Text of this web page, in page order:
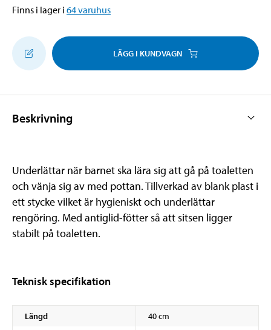
Finns i lager i 64varuhus
LÄGG I KUNDVAGN
Beskrivning
Underlättar när barnet ska lära sig att gå på toaletten
och vänja sig av med pottan. Tillverkad av blank plast i
ett stycke vilket är hygieniskt och underlättar
rengöring. Med antiglid-fötter så att sitsen ligger
stabilt på toaletten.
Teknisk specifikation
Längd
40 cm